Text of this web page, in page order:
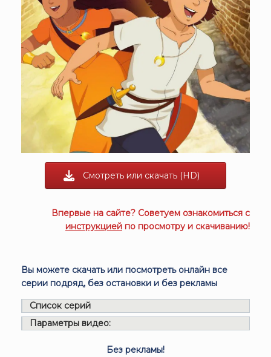
Смотреть или скачать (HD)
Впервые на сайте? Советуем ознакомиться с
инструкцией по просмотру и скачиванию!
Вы можете скачать или посмотреть онлайн все
серии подряд, без остановки и без рекламы
Список серий
Параметры видео:
Без рекламы!